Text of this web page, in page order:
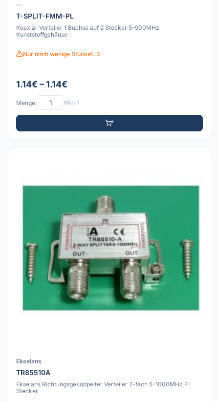
--
T-SPLIT-FMM-PL
Koaxial-Verteiler 1 Buchse auf 2 Stecker 5-900MHz
Kunststoffgehäuse
Nur noch wenige Stücke!: 3
1.14€ – 1.14€
Menge: Min: 1
Ekselans
TR85510A
Ekselans Richtungsgekoppelter Verteiler 2-fach 5-1000MHz F-
Stecker